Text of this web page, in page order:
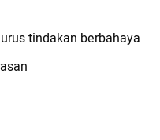
tindakan berbahaya